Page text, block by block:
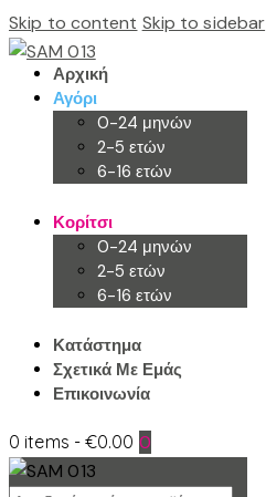
Skip to content Skip to sidebar
Αρχική
Αγόρι
0-24 μηνών
2-5 ετών
6-16 ετών
Κορίτσι
0-24 μηνών
2-5 ετών
6-16 ετών
Κατάστημα
Σχετικά Με Εμάς
Επικοινωνία
0 items -€0.00 0